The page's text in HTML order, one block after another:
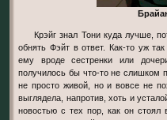
Крэйг знал Тони куда лучше, потому и не постеснялся еще при нем
обнять Фэйт в ответ. Как-то уж
ему вроде сестренки или
получилось бы что-то не слишком
не просто живой, но и вовсе не
выглядела, напротив, хоть и
новостью с тех пор, как он